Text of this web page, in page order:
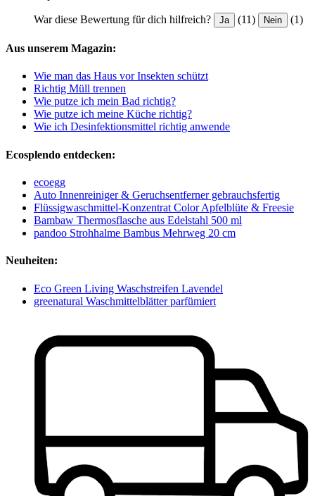
War diese Bewertung für dich hilfreich? Ja (11) Nein (1)
Aus unserem Magazin:
Wie man das Haus vor Insekten schützt
Richtig Müll trennen
Wie putze ich mein Bad richtig?
Wie putze ich meine Küche richtig?
Wie ich Desinfektionsmittel richtig anwende
Ecosplendo entdecken:
ecoegg
Auto Innenreiniger & Geruchsentferner gebrauchsfertig
Flüssigwaschmittel-Konzentrat Color Apfelblüte & Freesie
Bambaw Thermosflasche aus Edelstahl 500 ml
pandoo Strohhalme Bambus Mehrweg 20 cm
Neuheiten:
Eco Green Living Waschstreifen Lavendel
greenatural Waschmittelblätter parfümiert